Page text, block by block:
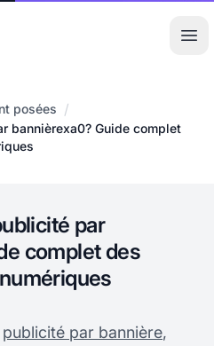
posées /
bannièrexa0? Guide complet
par
complet des
publicité par bannière,